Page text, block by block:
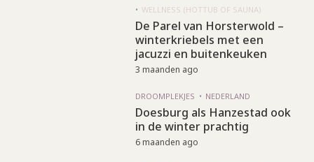
WELLNESS (HOTTUB OF SAUNA)
De Parel van Horsterwold –
winterkriebels met een
jacuzzi en buitenkeuken
3 maanden ago
DROOMPLEKJES NEDERLAND
Doesburg als Hanzestad ook
in de winter prachtig
6 maanden ago